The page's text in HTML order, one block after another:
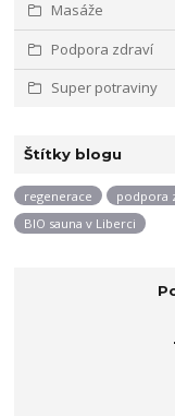
Masáže
Podpora zdraví
Super potraviny
Štítky blogu
regenerace podpora
BIO sauna v Liberci